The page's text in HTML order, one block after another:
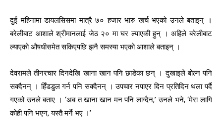
दुई महिनामा डायलसिसमा मात्रै ७० हजार भारु खर्च भएको उनले बताइन् ।
बरेलीबाट आशाले श्रीमानलाई जेठ २० मा घर ल्याएकी हुन् । अहिले बरेलीबाट
ल्याएको औषधीसमेत सकिएपछि झनै समस्या भएको आशाले बताइन् ।
देवरामले तीनरचार दिनदेखि खाना खान पनि छाडेका छन् । दुखाइले बोल्न पनि
सक्दैनन् । हिँडडुल गर्न पनि सक्दैनन् । उपचार नपाएर दिन प्रतिदिन थला पर्दै
गएको उनले बताए । ‘अब त खाना खान मन पनि लाग्दैन,’ उनले भने, ‘मेरा लागि
कोही पनि भएन, यस्तै मर्ने भए ।’